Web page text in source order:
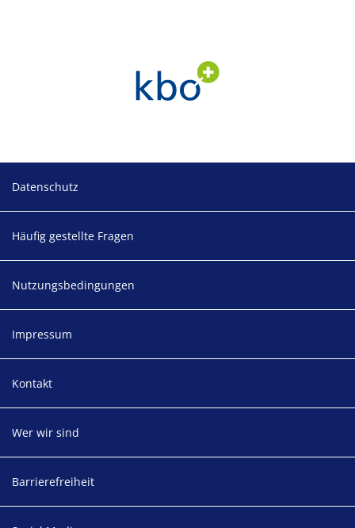
Datenschutz
Häufig gestellte Fragen
Nutzungsbedingungen
Impressum
Kontakt
Wer wir sind
Barrierefreiheit